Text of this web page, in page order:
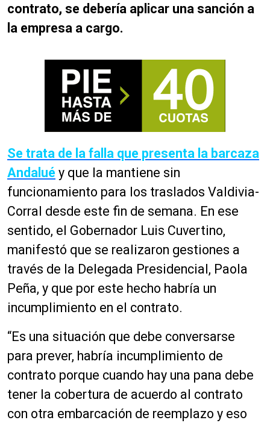
contrato, se debería aplicar una sanción a
la empresa a cargo.
Se trata de la falla que presenta la barcaza
Andalué y que la mantiene sin
funcionamiento para los traslados Valdivia-
Corral desde este fin de semana. En ese
sentido, el Gobernador Luis Cuvertino,
manifestó que se realizaron gestiones a
través de la Delegada Presidencial, Paola
Peña, y que por este hecho habría un
incumplimiento en el contrato.
“Es una situación que debe conversarse
para prever, habría incumplimiento de
contrato porque cuando hay una pana debe
tener la cobertura de acuerdo al contrato
con otra embarcación de reemplazo y eso